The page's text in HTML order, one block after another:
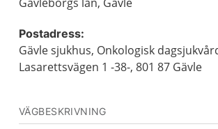
Postadress:
Gävle sjukhus, Onkologisk
Lasarettsvägen 1 -38-, 801 87 Gävle
VÄGBESKRIVNING